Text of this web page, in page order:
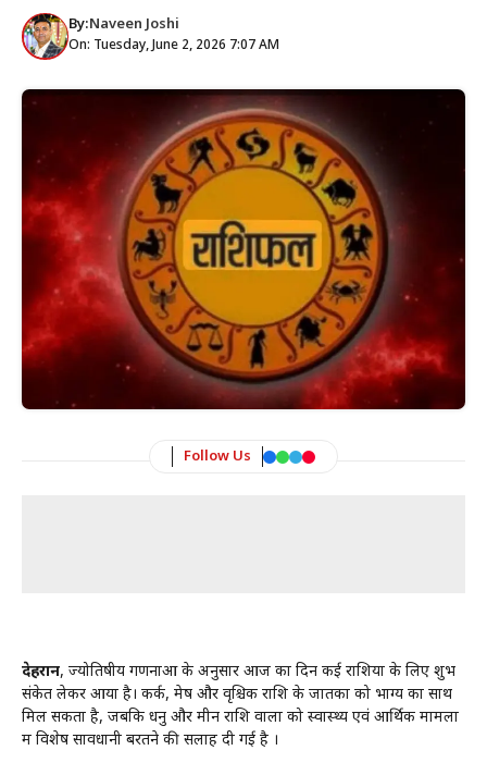
By:Naveen Joshi
On: Tuesday, June 2, 2026 7:07 AM
Follow Us
देहरादून, ज्योतिषीय गणनाओं के अनुसार आज का दिन कई राशियों के लिए शुभ
संकेत लेकर आया है। कर्क, मेष और वृश्चिक राशि के जातकों को भाग्य का साथ
मिल सकता है, जबकि धनु और मीन राशि वालों को स्वास्थ्य एवं आर्थिक मामलों
में विशेष सावधानी बरतने की सलाह दी गई है ।